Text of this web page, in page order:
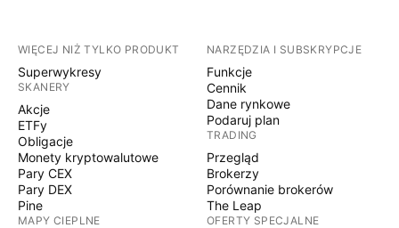
WIĘCEJ NIŻ TYLKO PRODUKT
Superwykresy
SKANERY
Akcje
ETFy
Obligacje
Monety kryptowalutowe
Pary CEX
Pary DEX
Pine
MAPY CIEPLNE
NARZĘDZIA I SUBSKRYPCJE
Funkcje
Cennik
Dane rynkowe
Podaruj plan
TRADING
Przegląd
Brokerzy
Porównanie brokerów
The Leap
OFERTY SPECJALNE